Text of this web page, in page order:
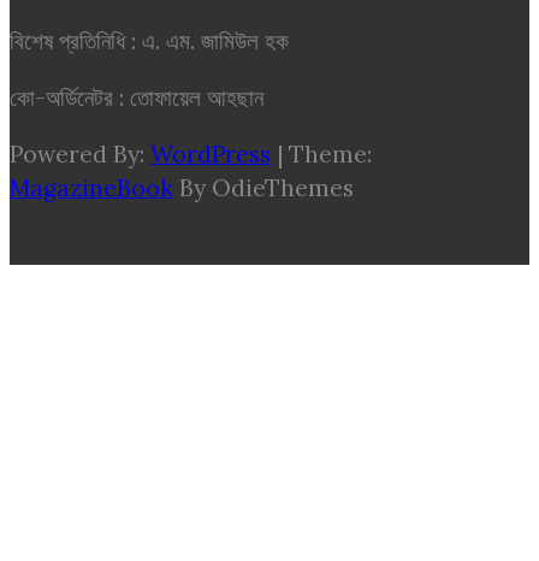
বিশেষ প্রতিনিধি : এ. এম. জামিউল হক
কো-অর্ডিনেটর : তোফায়েল আহছান
Powered By: WordPress | Theme:
MagazineBook By OdieThemes